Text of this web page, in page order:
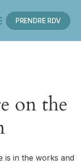
PRENDRE RDV
on the
is in the works and